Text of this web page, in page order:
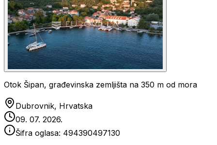
Otok Šipan, građevinska zemljišta na 350 m od mora
Dubrovnik, Hrvatska
09. 07. 2026.
Šifra oglasa: 494390497130